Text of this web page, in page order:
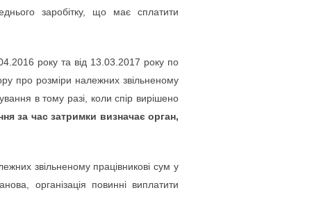
заробітку, що має сплатити
року та від 13.03.2017 року по
про розміри належних звільненому
в тому разі, коли спір вирішено
за час затримки визначає орган,
звільненому працівникові сум у
організація повинні виплатити